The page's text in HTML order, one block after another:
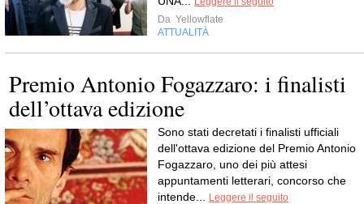
Da Yellowflate
ATTUALITÀ
Premio Antonio Fogazzaro: i finalisti
dell’ottava edizione
Sono stati decretati i finalisti ufficiali
dell'ottava edizione del Premio Antonio
Fogazzaro, uno dei più attesi
appuntamenti letterari, concorso che
intende...
Leggere il seguito